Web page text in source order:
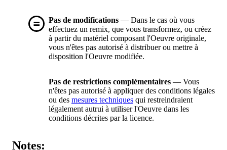
Pas de modifications — Dans le cas où vous
effectuez un remix, que vous transformez, ou créez
à partir du matériel composant l'Oeuvre originale,
vous n'êtes pas autorisé à distribuer ou mettre à
disposition l'Oeuvre modifiée.
Pas de restrictions complémentaires — Vous
n'êtes pas autorisé à appliquer des conditions légales
ou des mesures techniques qui restreindraient
légalement autrui à utiliser l'Oeuvre dans les
conditions décrites par la licence.
Notes: